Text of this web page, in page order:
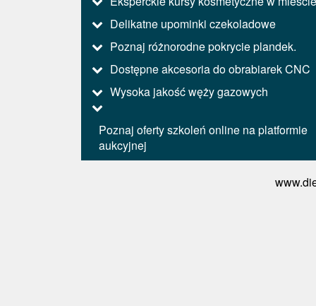
Delikatne upominki czekoladowe
Poznaj różnorodne pokrycie plandek.
Dostępne akcesoria do obrabiarek CNC
Wysoka jakość węży gazowych
Poznaj oferty szkoleń online na platformie
aukcyjnej